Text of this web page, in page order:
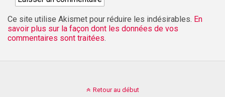
Ce site utilise Akismet pour réduire les indésirables. En
savoir plus sur la façon dont les données de vos
commentaires sont traitées.
Retour au début